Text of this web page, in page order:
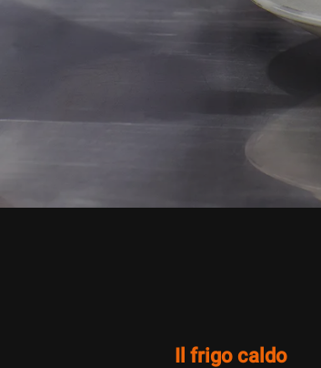
Il frigo caldo